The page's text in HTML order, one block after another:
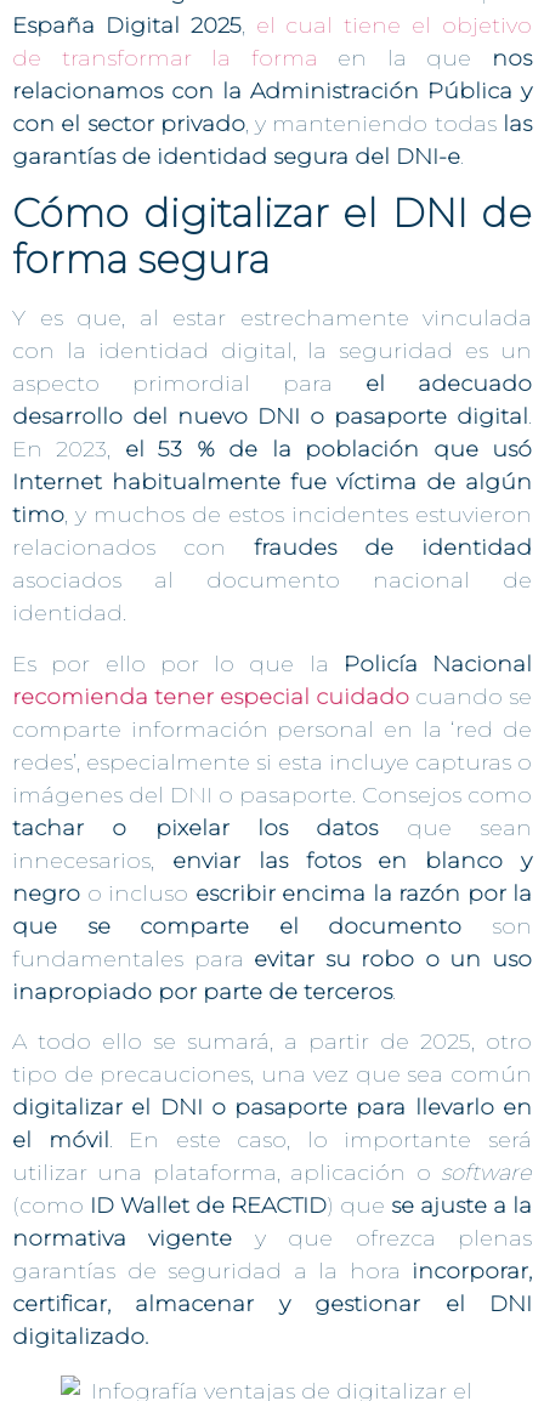
España Digital 2025, el cual tiene el objetivo
de transformar la forma en la que nos
relacionamos con la Administración Pública y
con el sector privado, y manteniendo todas las
garantías de identidad segura del DNI-e.
Cómo digitalizar el DNI de
forma segura
Y es que, al estar estrechamente vinculada
con la identidad digital, la seguridad es un
aspecto primordial para el adecuado
desarrollo del nuevo DNI o pasaporte digital.
En 2023, el 53 % de la población que usó
Internet habitualmente fue víctima de algún
timo, y muchos de estos incidentes estuvieron
relacionados con fraudes de identidad
asociados al documento nacional de
identidad.
Es por ello por lo que la
Policía Nacional
recomienda tener especial cuidado cuando se
comparte información personal en la ‘red de
redes’, especialmente si esta incluye capturas o
imágenes del DNI o pasaporte. Consejos como
tachar o pixelar los datosque sean
innecesarios, enviar las fotos en blanco y
negro o incluso escribir encima la razón por la
que se comparte el documento son
fundamentales para evitar su robo o un uso
inapropiado por parte de terceros.
A todo ello se sumará, a partir de 2025, otro
tipo de precauciones, una vez que sea común
digitalizar el DNI o pasaporte para llevarlo en
el móvil. En este caso, lo importante será
utilizar una plataforma, aplicación o software
(como ID Wallet de REACTID) que se ajuste a la
normativa vigente y que ofrezca plenas
garantías de seguridad a la hora incorporar,
certificar,
almacenar y gestionar el DNI
digitalizado.